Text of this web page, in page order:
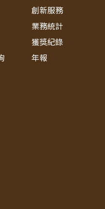
創新服務
業務統計
獲獎紀錄
年報